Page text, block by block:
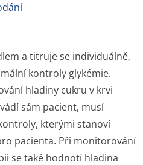
a titruje se individuálně,
kontroly glykémie.
hladiny cukru v krvi
sám pacient, musí
kterými stanoví
pacienta. Při monitorování
se také hodnotí hladina